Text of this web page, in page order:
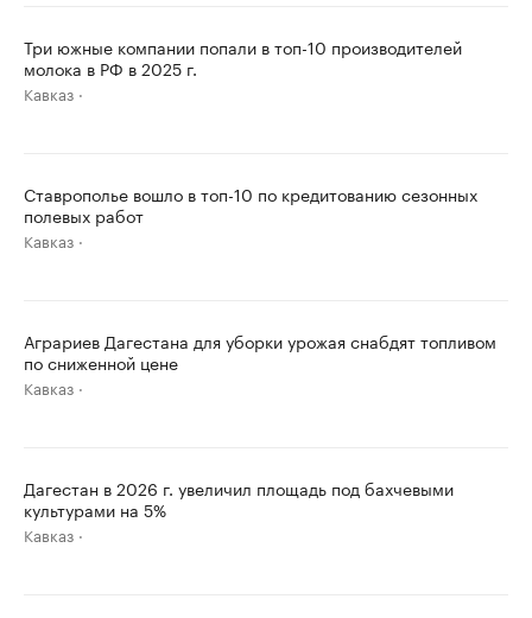
Три южные компании попали в топ-10 производителей
молока в РФ в 2025 г.
Кавказ
Ставрополье вошло в топ-10 по кредитованию сезонных
полевых работ
Кавказ
Аграриев Дагестана для уборки урожая снабдят топливом
по сниженной цене
Кавказ
Дагестан в 2026 г. увеличил площадь под бахчевыми
культурами на 5%
Кавказ